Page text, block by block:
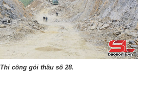
Thi công gói thầu số 28.